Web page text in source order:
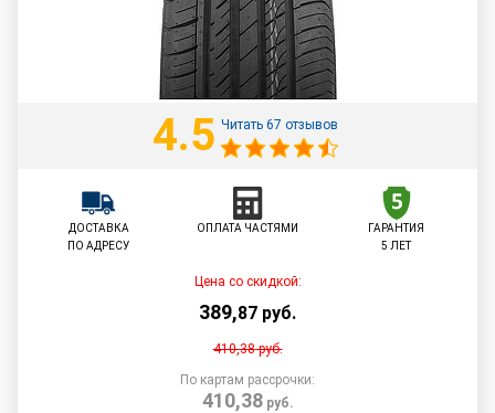
4.5 Читать 67 отзывов
ДОСТАВКА
ПО АДРЕСУ
ОПЛАТА ЧАСТЯМИ
ГАРАНТИЯ
5 ЛЕТ
Цена со скидкой:
389,87 руб.
410,38руб.
По картам рассрочки:
410,38руб.